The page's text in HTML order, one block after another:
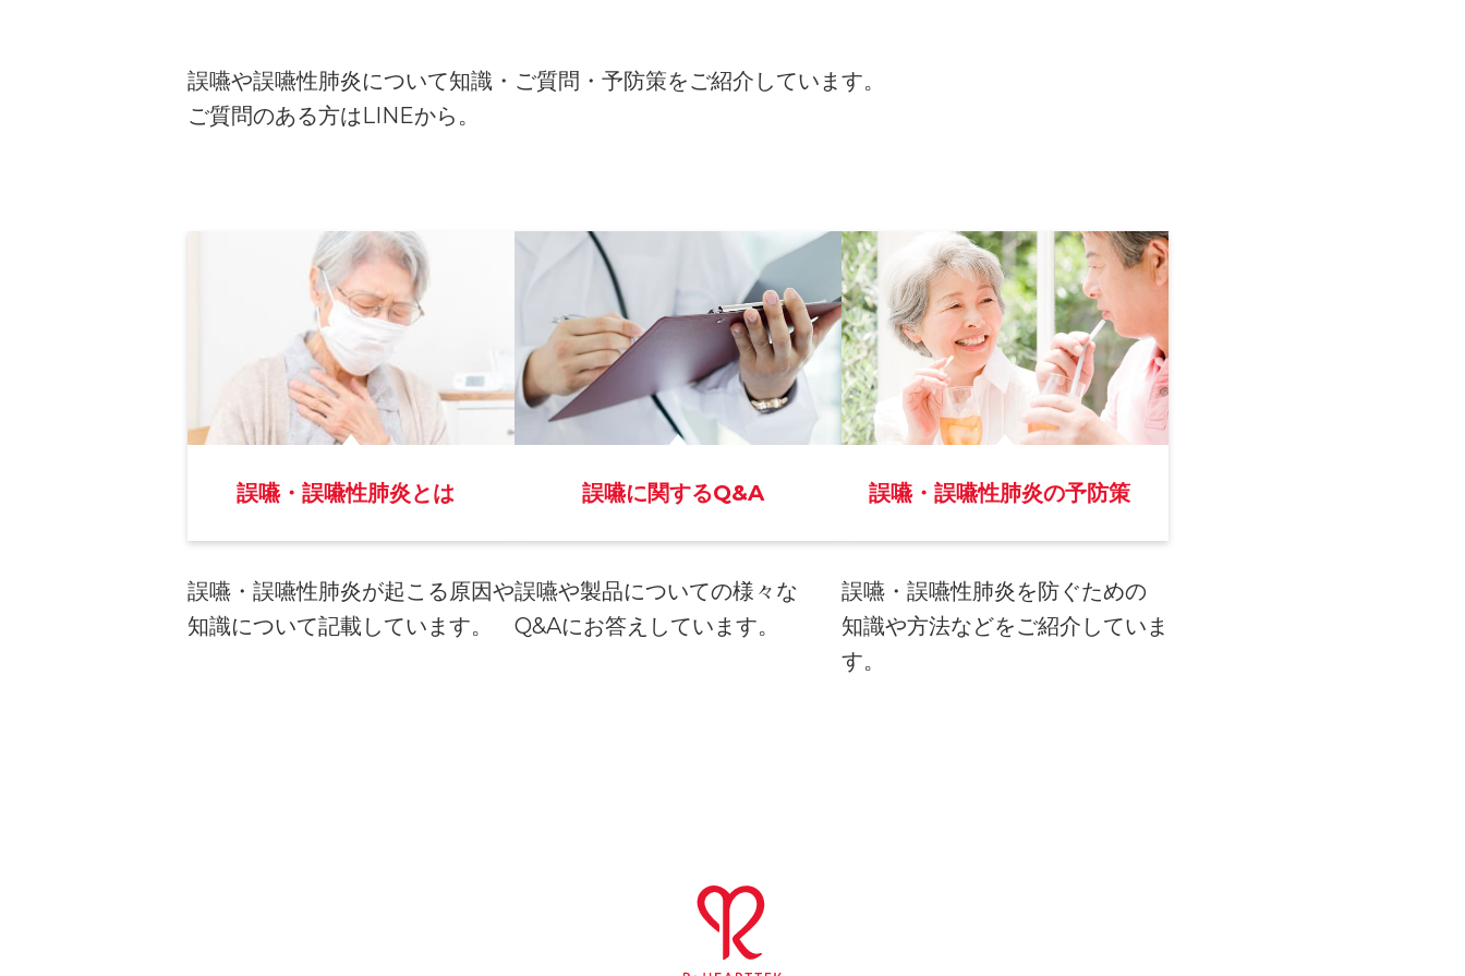
誤嚥や誤嚥性肺炎について知識・ご質問・予防策をご紹介しています。
ご質問のある方はLINEから。
誤嚥・誤嚥性肺炎とは
誤嚥・誤嚥性肺炎が起こる原因や
知識について記載しています。
誤嚥に関するQ&A
誤嚥や製品についての様々な
Q&Aにお答えしています。
誤嚥・誤嚥性肺炎の予防策
誤嚥・誤嚥性肺炎を防ぐための
知識や方法などをご紹介していま
す。